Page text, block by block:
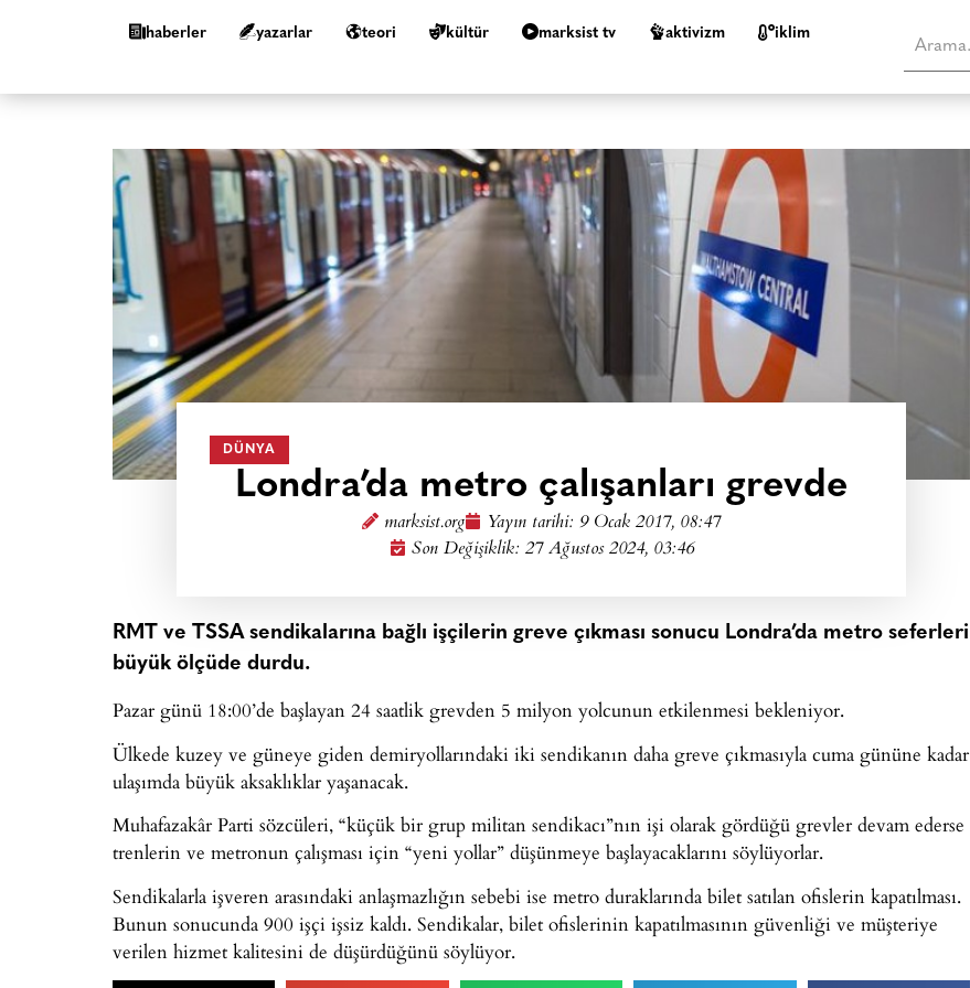
haberler yazarlar teori kültür marksist tv aktivizm i̇klim
DÜNYA
Londra’da metro çalışanları grevde
marksist.org Yayın tarihi: 9 Ocak 2017, 08:47
Son Değişiklik: 27 Ağustos 2024, 03:46
RMT ve TSSA sendikalarına bağlı işçilerin greve çıkması sonucu Londra’da metro seferleri
büyük ölçüde durdu.
Pazar günü 18:00’de başlayan 24 saatlik grevden 5 milyon yolcunun etkilenmesi bekleniyor.
Ülkede kuzey ve güneye giden demiryollarındaki iki sendikanın daha greve çıkmasıyla cuma gününe kadar
ulaşımda büyük aksaklıklar yaşanacak.
Muhafazakâr Parti sözcüleri, “küçük bir grup militan sendikacı”nın işi olarak gördüğü grevler devam ederse
trenlerin ve metronun çalışması için “yeni yollar” düşünmeye başlayacaklarını söylüyorlar.
Sendikalarla işveren arasındaki anlaşmazlığın sebebi ise metro duraklarında bilet satılan ofislerin kapatılması.
Bunun sonucunda 900 işçi işsiz kaldı. Sendikalar, bilet ofislerinin kapatılmasının güvenliği ve müşteriye
verilen hizmet kalitesini de düşürdüğünü söylüyor.